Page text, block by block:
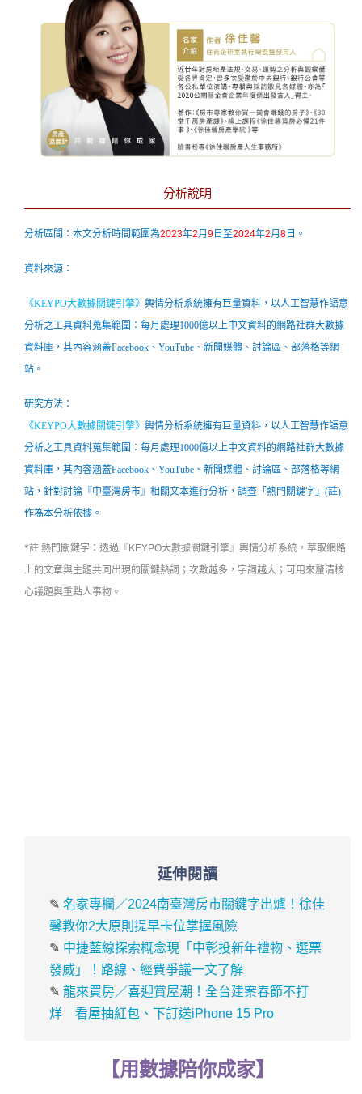
分析說明
分析區間：本文分析時間範圍為2023年2月9 日至2024年2月8 日。
資料來源：
《KEYPO大數據關鍵引擎》輿情分析系統擁有巨量資料，以人工智慧作語意
分析之工具資料蒐集範圍：每月處理1000億以上中文資料的網路社群大數據
資料庫，其內容涵蓋Facebook、YouTube、新聞媒體、討論區、部落格等網
站。
研究方法：
《KEYPO大數據關鍵引擎》輿情分析系統擁有巨量資料，以人工智慧作語意
分析之工具資料蒐集範圍：每月處理1000億以上中文資料的網路社群大數據
資料庫，其內容涵蓋Facebook、YouTube、新聞媒體、討論區、部落格等網
站，針對討論『中臺灣房市』相關文本進行分析，調查「熱門關鍵字」(註)
作為本分析依據。
*註 熱門關鍵字：透過『KEYPO大數據關鍵引擎』輿情分析系統 ，萃取網路
上的文章與主題共同出現的關鍵熱詞；次數越多，字詞越大；可用來釐清核
心議題與重點人事物。
延伸閱讀
✎名家專欄／2024南臺灣房市關鍵字出爐！徐佳
馨教你2大原則提早卡位掌握風險
✎ 中捷藍線探索概念現「中彰投新年禮物、選票
發威」！路線、經費爭議一文了解
✎龍來買房／喜迎賞屋潮！全台建案春節不打
烊 看屋抽紅包、下訂送iPhone 15 Pro
【用數據陪你成家】